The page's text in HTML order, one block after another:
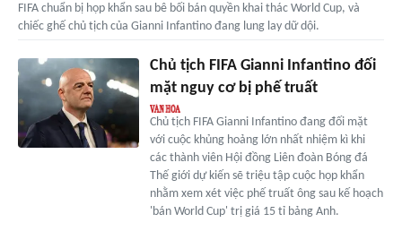
FIFA chuẩn bị họp khẩn sau bê bối bán quyền khai thác World Cup, và
chiếc ghế chủ tịch của Gianni Infantino đang lung lay dữ dội.
Chủ tịch FIFA Gianni Infantino đối
mặt nguy cơ bị phế truất
Chủ tịch FIFA Gianni Infantino đang đối mặt
với cuộc khủng hoảng lớn nhất nhiệm kì khi
các thành viên Hội đồng Liên đoàn Bóng đá
Thế giới dự kiến sẽ triệu tập cuộc họp khẩn
nhằm xem xét việc phế truất ông sau kế hoạch
'bán World Cup' trị giá 15 tỉ bảng Anh.